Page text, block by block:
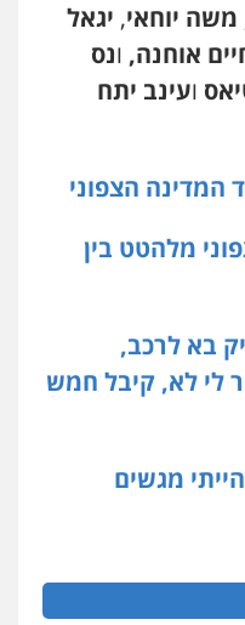
משה יוחאי, יגאל
אוחנה, ונס
ועינב יתח
המדינה הצפוני
מלהטט בין
בא לרכב,
לי לא, קיבל חמש
מגשים